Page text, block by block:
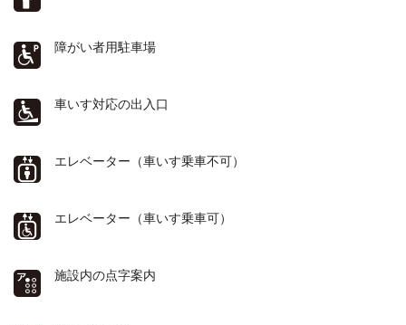
障がい者用駐車場
車いす対応の出入口
エレベーター（車いす乗車不可）
エレベーター（車いす乗車可）
施設内の点字案内